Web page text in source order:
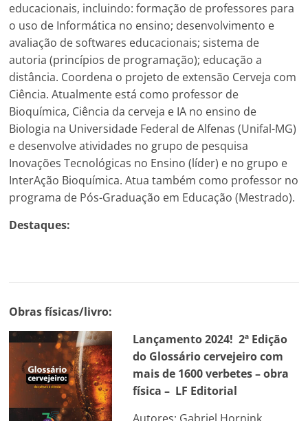
educacionais, incluindo: formação de professores para
o uso de Informática no ensino; desenvolvimento e
avaliação de softwares educacionais; sistema de
autoria (princípios de programação); educação a
distância. Coordena o projeto de extensão Cerveja com
Ciência. Atualmente está como professor de
Bioquímica, Ciência da cerveja e IA no ensino de
Biologia na Universidade Federal de Alfenas (Unifal-MG)
e desenvolve atividades no grupo de pesquisa
Inovações Tecnológicas no Ensino (líder) e no grupo e
InterAção Bioquímica. Atua também como professor no
programa de Pós-Graduação em Educação (Mestrado).
Destaques:
Obras físicas/livro:
Lançamento 2024! 2ª Edição
do Glossário cervejeiro com
mais de 1600 verbetes – obra
física – LF Editorial